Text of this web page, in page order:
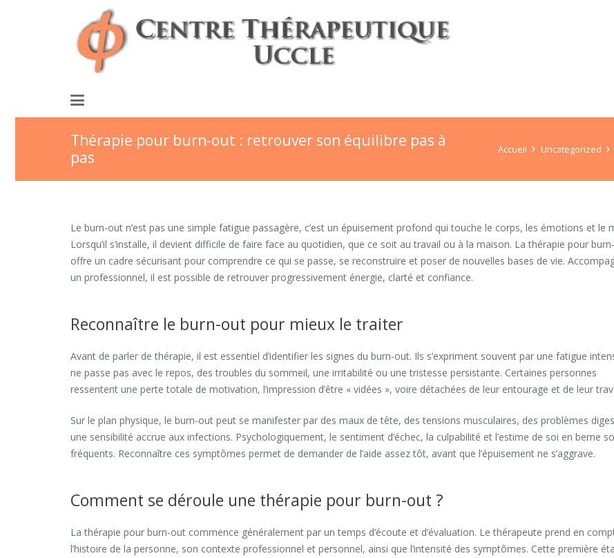
Thérapie pour burn-out : retrouver son équilibre pas à
pas
Accueil Uncategorized
Le burn-out n’est pas une simple fatigue passagère, c’est un épuisement profond qui touche le corps, les émotions et le
Lorsqu’il s’installe, il devient difficile de faire face au quotidien, que ce soit au travail ou à la maison. La thérapie pour
offre un cadre sécurisant pour comprendre ce qui se passe, se reconstruire et poser de nouvelles bases de vie.
un professionnel, il est possible de retrouver progressivement énergie, clarté et confiance.
Reconnaître le burn-out pour mieux le traiter
Avant de parler de thérapie, il est essentiel d’identifier les signes du burn-out. Ils s’expriment souvent par une fatigue
ne passe pas avec le repos, des troubles du sommeil, une irritabilité ou une tristesse persistante. Certaines personnes
ressentent une perte totale de motivation, l’impression d’être « vidées », voire détachées de leur entourage et de leur
Sur le plan physique, le burn-out peut se manifester par des maux de tête, des tensions musculaires, des problèmes
une sensibilité accrue aux infections. Psychologiquement, le sentiment d’échec, la culpabilité et l’estime de soi en berne
fréquents. Reconnaître ces symptômes permet de demander de l’aide assez tôt, avant que l’épuisement ne s’aggrave.
Comment se déroule une thérapie pour burn-out ?
La thérapie pour burn-out commence généralement par un temps d’écoute et d’évaluation. Le thérapeute prend en
l’histoire de la personne, son contexte professionnel et personnel, ainsi que l’intensité des symptômes. Cette première